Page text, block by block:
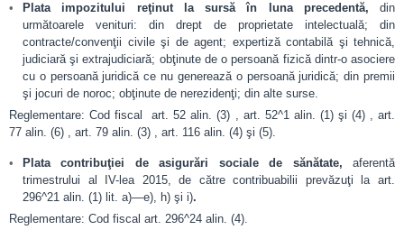
Plata impozitului reţinut la sursă în luna precedentă, din
următoarele venituri: din drept de proprietate intelectuală; din
contracte/convenţii civile şi de agent; expertiză contabilă şi tehnică,
judiciară şi extrajudiciară; obţinute de o persoană fizică dintr-o asociere
cu o persoană juridică ce nu generează o persoană juridică; din premii
şi jocuri de noroc; obţinute de nerezidenţi; din alte surse.
Reglementare: Cod fiscal art. 52 alin. (3) , art. 52^1 alin. (1) şi (4) , art.
77 alin. (6) , art. 79 alin. (3) , art. 116 alin. (4) şi (5).
Plata contribuţiei de asigurări sociale de sănătate, aferentă
trimestrului al IV-lea 2015, de către contribuabilii prevăzuţi la art.
296^21 alin. (1) lit. a)—e), h) şi i).
Reglementare: Cod fiscal art. 296^24 alin. (4).